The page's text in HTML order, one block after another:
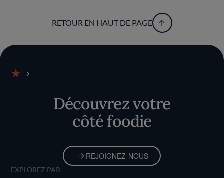
RETOUR EN HAUT DE PAGE
Découvrez votre
côté foodie
REJOIGNEZ-NOUS
EXPLOREZ PAR